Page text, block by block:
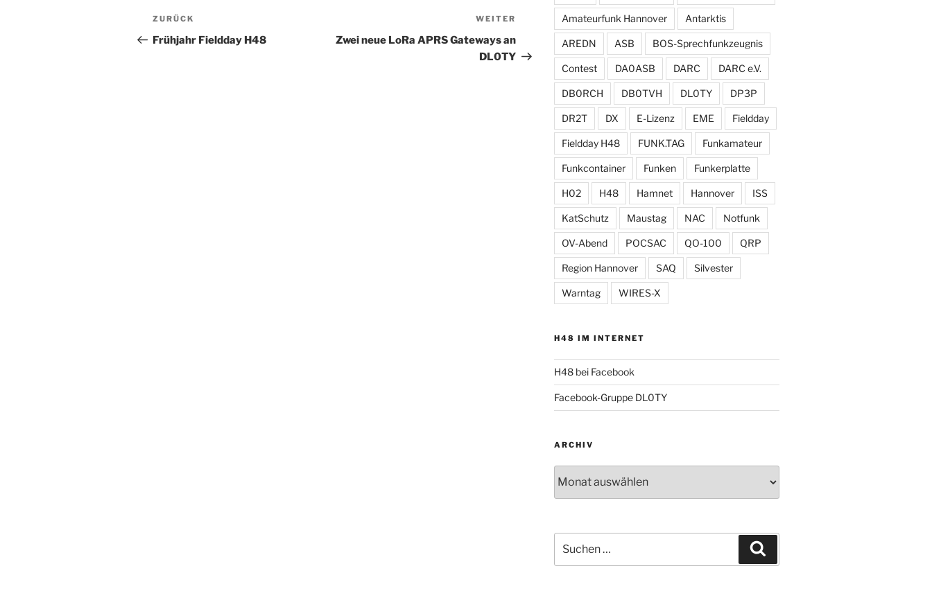
Beitrags-
Navigation
Vorheriger
Beitrag
ZURÜCK
Frühjahr Fieldday H48
Nächster
Beitrag
WEITER
Zwei neue LoRa APRS Gateways an
DL0TY
Amateurfunk Hannover Antarktis
AREDN ASB BOS-Sprechfunkzeugnis
Contest DA0ASB DARC DARC e.V.
DB0RCH DB0TVH DL0TY DP3P
DR2T DX E-Lizenz EME Fieldday
Fieldday H48 FUNK.TAG Funkamateur
Funkcontainer Funken Funkerplatte
H02 H48 Hamnet Hannover ISS
KatSchutz Maustag NAC Notfunk
OV-Abend POCSAC QO-100 QRP
Region Hannover SAQ Silvester
Warntag WIRES-X
H48 IM INTERNET
H48 bei Facebook
Facebook-Gruppe DL0TY
ARCHIV
nach: